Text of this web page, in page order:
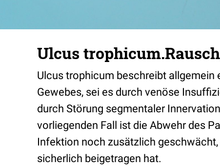
Ulcus
Ulcus trophicum beschreibt allgemein
Gewebes, sei es durch venöse
durch Störung segmentaler
vorliegenden Fall ist die Abwehr des
Infektion noch zusätzlich
sicherlich beigetragen hat.